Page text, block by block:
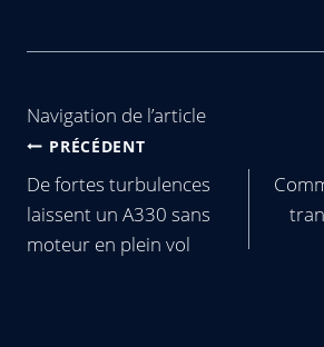
Navigation de l’article
PRÉCÉDENT
De fortes turbulences
laissent un A330 sans
moteur en plein vol